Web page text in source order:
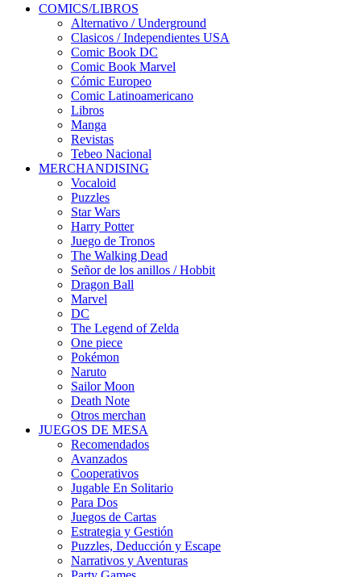
COMICS/LIBROS
Alternativo / Underground
Clasicos / Independientes USA
Comic Book DC
Comic Book Marvel
Cómic Europeo
Comic Latinoamericano
Libros
Manga
Revistas
Tebeo Nacional
MERCHANDISING
Vocaloid
Puzzles
Star Wars
Harry Potter
Juego de Tronos
The Walking Dead
Señor de los anillos / Hobbit
Dragon Ball
Marvel
DC
The Legend of Zelda
One piece
Pokémon
Naruto
Sailor Moon
Death Note
Otros merchan
JUEGOS DE MESA
Recomendados
Avanzados
Cooperativos
Jugable En Solitario
Para Dos
Juegos de Cartas
Estrategia y Gestión
Puzzles, Deducción y Escape
Narrativos y Aventuras